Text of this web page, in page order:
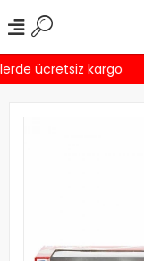
ücretsiz kargo